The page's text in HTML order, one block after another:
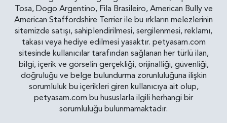
Tosa, Dogo Argentino, Fila Brasileiro, American Bully ve
American Staffordshire Terrier ile bu ırkların melezlerinin
sitemizde satışı, sahiplendirilmesi, sergilenmesi, reklamı,
takası veya hediye edilmesi yasaktır. petyasam.com
sitesinde kullanıcılar tarafından sağlanan her türlü ilan,
bilgi, içerik ve görselin gerçekliği, orijinalliği, güvenliği,
doğruluğu ve belge bulundurma zorunluluğuna ilişkin
sorumluluk bu içerikleri giren kullanıcıya ait olup,
petyasam.com bu hususlarla ilgili herhangi bir
sorumluluğu bulunmamaktadır.